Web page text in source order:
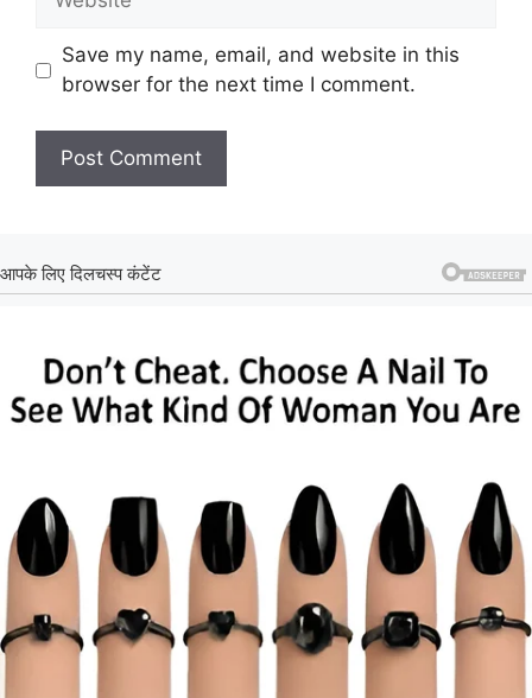
Save my name, email, and website in this
browser for the next time I comment.